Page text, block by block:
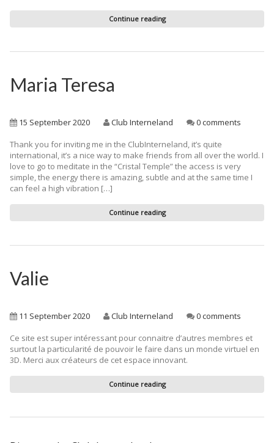
Continue reading
Maria Teresa
15 September 2020 Club Interneland
0 comments
Thank you for inviting me in the ClubInterneland, it’s quite
international, it’s a nice way to make friends from all over the world. I
love to go to meditate in the “Cristal Temple” the access is very
simple, the energy there is amazing, subtle and at the same time I
can feel a high vibration […]
Continue reading
Valie
11 September 2020 Club Interneland
0 comments
Ce site est super intéressant pour connaitre d’autres membres et
surtout la particularité de pouvoir le faire dans un monde virtuel en
3D. Merci aux créateurs de cet espace innovant.
Continue reading